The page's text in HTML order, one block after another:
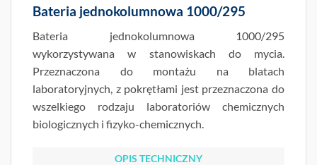
Bateria jednokolumnowa 1000/295
Bateria jednokolumnowa 1000/295
wykorzystywana w stanowiskach do mycia.
Przeznaczona do montażu na blatach
laboratoryjnych, z pokrętłami jest przeznaczona do
wszelkiego rodzaju laboratoriów chemicznych
biologicznych i fizyko-chemicznych.
OPIS TECHNICZNY